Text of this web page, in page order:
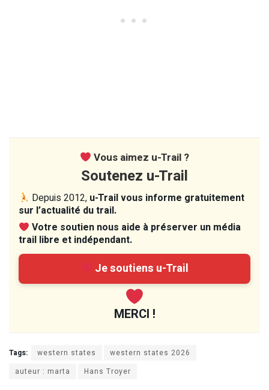
Vous aimez u-Trail ?
Soutenez u-Trail
Depuis 2012, u-Trail vous informe gratuitement
sur l’actualité du trail.
Votre soutien nous aide à préserver un média
trail libre et indépendant.
Je soutiens u-Trail
MERCI !
Tags: western states
western states 2026
auteur : marta
Hans Troyer